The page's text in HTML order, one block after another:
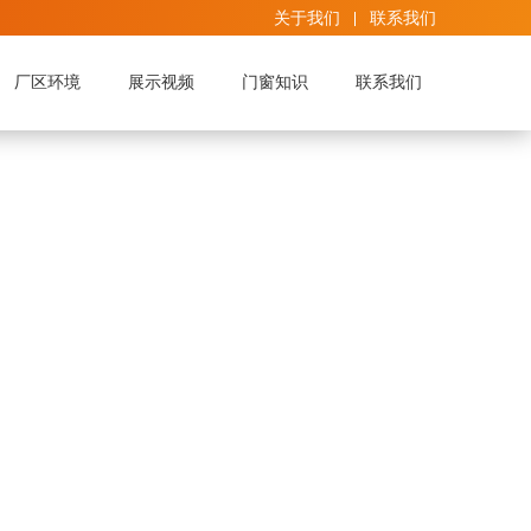
关于我们 联系我们
厂区环境 展示视频 门窗知识 联系我们